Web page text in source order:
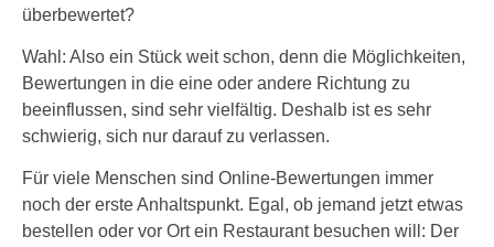
überbewertet?
Wahl: Also ein Stück weit schon, denn die Möglichkeiten,
Bewertungen in die eine oder andere Richtung zu
beeinflussen, sind sehr vielfältig. Deshalb ist es sehr
schwierig, sich nur darauf zu verlassen.
Für viele Menschen sind Online-Bewertungen immer
noch der erste Anhaltspunkt. Egal, ob jemand jetzt etwas
bestellen oder vor Ort ein Restaurant besuchen will: Der